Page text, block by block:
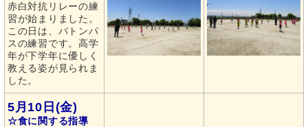
赤白対抗リレーの練
習が始まりました。
この日は、バトンパ
スの練習です。高学
年が下学年に優しく
教える姿が見られま
した。
5月10日(金)
☆食に関する指導